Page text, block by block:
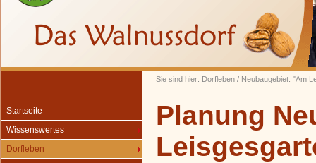
Sie sind hier: Dorfleben / Neubaugebiet: "Am
Startseite
Wissenswertes
Dorfleben
Planung